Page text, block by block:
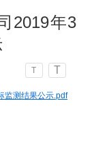
2019年3
T T
监测结果公示.pdf